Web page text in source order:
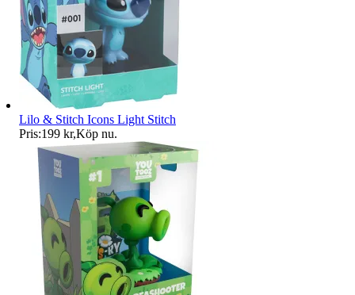
Lilo & Stitch Icons Light Stitch
Pris:199 kr,Köp nu.